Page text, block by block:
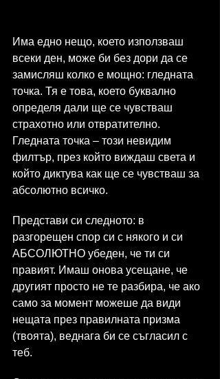
Има едно нещо, което използваш
всеки ден, може би без дори да се
замисляш колко е мощно: гледната
точка. Тя е това, което буквално
определя дали ще се чувстваш
страхотно или отвратително.
Гледната точка – този невидим
филтър, през който виждаш света и
който диктува как ще се чувстваш за
абсолютно всичко.
Представи си следното: в
разгорещен спор си с някого и си
АБСОЛЮТНО убеден, че ти си
правият. Имаш онова усещане, че
другият просто не те разбира, че ако
само за момент можеше да види
нещата през правилната призма
(твоята), веднага би се съгласил с
теб.